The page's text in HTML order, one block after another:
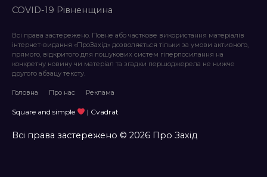
COVID-19 Рівненщина
Всі права застережено. Повне або часткове використання матеріалів
інтернет-видання «ПроЗахід» дозволяється тільки за умови активного,
прямого, відкритого для пошукових систем гіперпосилання на
конкретну новину чи матеріал та згадки першоджерела не нижче
другого абзацу тексту.
Головна Про нас Реклама
Square and simple | Cvadrat
Всі права застережено © 2026 Про Захід